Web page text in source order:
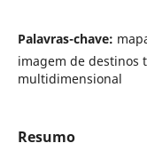
Palavras-chave:
imagem de destinos
multidimensional
Resumo